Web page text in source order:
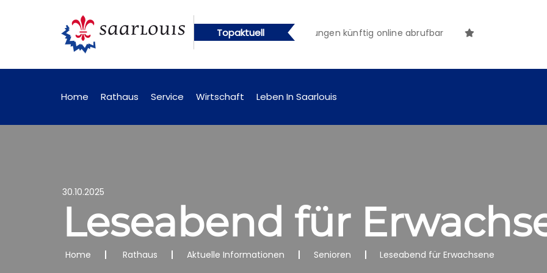
Topaktuell
künftig online abrufbar Öffentliche Bekanntmachungen künftig online abrufbar
Home Rathaus Service Wirtschaft Leben In Saarlouis
30.10.2025
Leseabend für
Home Rathaus Aktuelle Informationen Senioren Leseabend für Erwachsene